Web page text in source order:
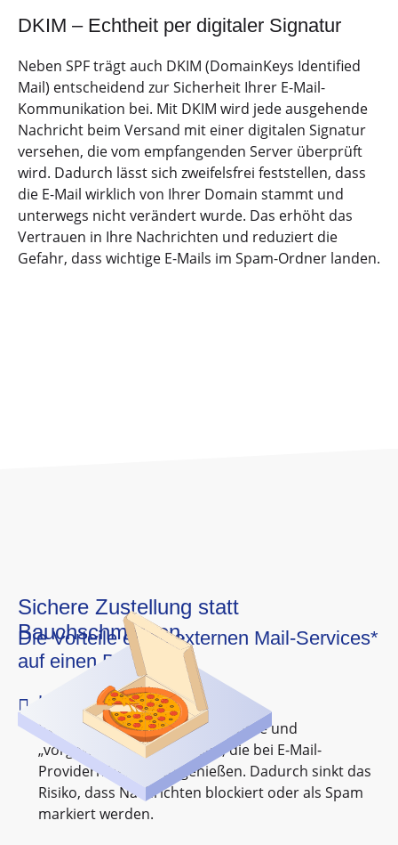
DKIM – Echtheit per digitaler Signatur
Neben SPF trägt auch DKIM (DomainKeys Identified
Mail) entscheidend zur Sicherheit Ihrer E-Mail-
Kommunikation bei. Mit DKIM wird jede ausgehende
Nachricht beim Versand mit einer digitalen Signatur
versehen, die vom empfangenden Server überprüft
wird. Dadurch lässt sich zweifelsfrei feststellen, dass
die E-Mail wirklich von Ihrer Domain stammt und
unterwegs nicht verändert wurde. Das erhöht das
Vertrauen in Ihre Nachrichten und reduziert die
Gefahr, dass wichtige E-Mails im Spam-Ordner landen.
Sichere Zustellung statt
Bauchschmerzen.
Die Vorteile eines externen Mail-Services*
auf einen Blick
 Hohe Zustellsicherheit
Externe Anbieter nutzen bekannte und
„vorgewärmte“ IP-Adressen, die bei E-Mail-
Providern Vertrauen genießen. Dadurch sinkt das
Risiko, dass Nachrichten blockiert oder als Spam
markiert werden.